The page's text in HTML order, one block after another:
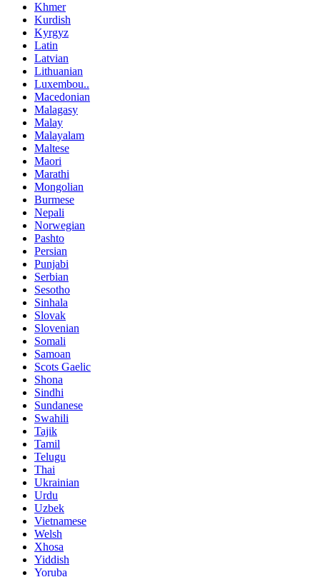
Khmer
Kurdish
Kyrgyz
Latin
Latvian
Lithuanian
Luxembou..
Macedonian
Malagasy
Malay
Malayalam
Maltese
Maori
Marathi
Mongolian
Burmese
Nepali
Norwegian
Pashto
Persian
Punjabi
Serbian
Sesotho
Sinhala
Slovak
Slovenian
Somali
Samoan
Scots Gaelic
Shona
Sindhi
Sundanese
Swahili
Tajik
Tamil
Telugu
Thai
Ukrainian
Urdu
Uzbek
Vietnamese
Welsh
Xhosa
Yiddish
Yoruba